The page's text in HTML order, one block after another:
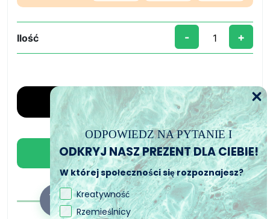
Ilość
ilość
odlewu
o
Zaklęte
CandleMold
- +
Dodaj do koszyka
ODPOWIEDZ NA PYTANIE I
ODKRYJ NASZ PREZENT DLA CIEBIE!
W której społeczności się rozpoznajesz?
Kreatywność
Rzemieślnicy